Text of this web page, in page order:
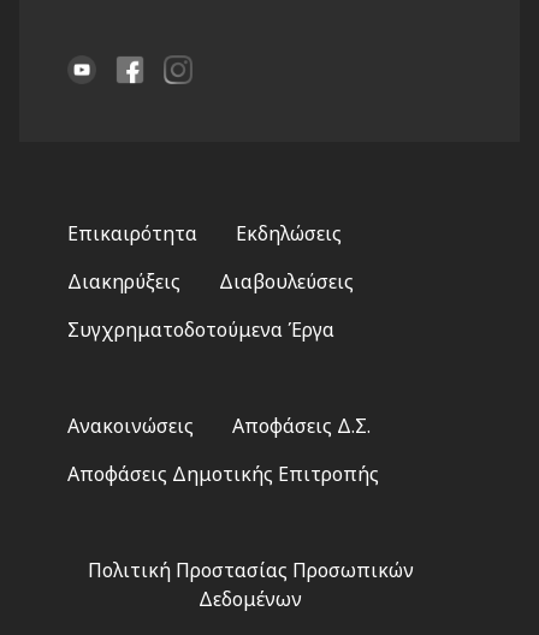
menu
Επικαιρότητα
Εκδηλώσεις
Διακηρύξεις
Διαβουλεύσεις
Συγχρηματοδοτούμενα Έργα
2
Ανακοινώσεις
Αποφάσεις Δ.Σ.
Αποφάσεις Δημοτικής Επιτροπής
Πολιτική Προστασίας Προσωπικών
Δεδομένων